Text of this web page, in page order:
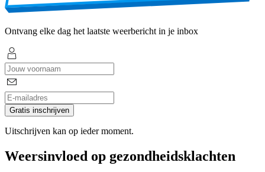
Ontvang elke dag het laatste weerbericht in je inbox
Gratis inschrijven
Uitschrijven kan op ieder moment.
Weersinvloed op gezondheidsklachten